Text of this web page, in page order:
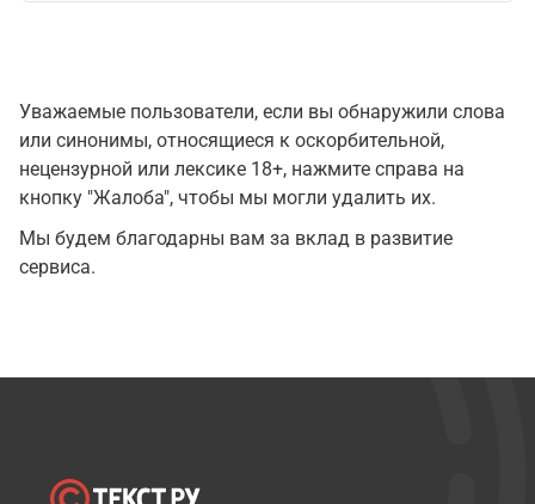
Уважаемые пользователи, если вы обнаружили слова
или синонимы, относящиеся к оскорбительной,
нецензурной или лексике 18+, нажмите справа на
кнопку "Жалоба", чтобы мы могли удалить их.
Мы будем благодарны вам за вклад в развитие
сервиса.